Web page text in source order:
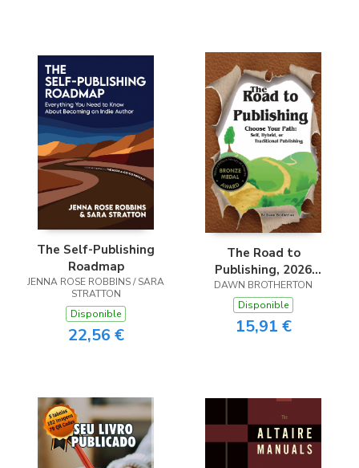
The Self-Publishing
Roadmap
JENNA ROSE ROBBINS / SARA
STRATTON
Disponible
22,56 €
The Road to
Publishing, 2026
Version
DAWN BROTHERTON
Disponible
15,91 €